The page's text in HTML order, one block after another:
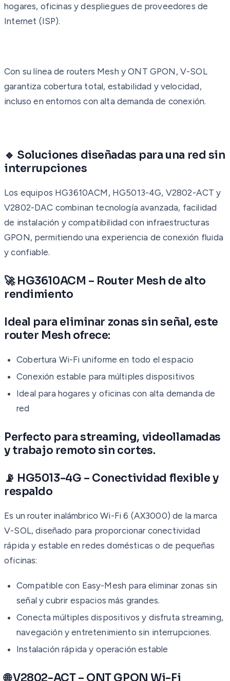
hogares, oficinas y despliegues de proveedores de
Internet (ISP).
Con su línea de routers Mesh y ONT GPON, V-SOL
garantiza cobertura total, estabilidad y velocidad,
incluso en entornos con alta demanda de conexión.
🔹 Soluciones diseñadas para una red sin
interrupciones
Los equipos HG3610ACM, HG5013-4G, V2802-ACT y
V2802-DAC combinan tecnología avanzada, facilidad
de instalación y compatibilidad con infraestructuras
GPON, permitiendo una experiencia de conexión fluida
y confiable.
🚀 HG3610ACM – Router Mesh de alto
rendimiento
Ideal para eliminar zonas sin señal, este
router Mesh ofrece:
Cobertura Wi-Fi uniforme en todo el espacio
Conexión estable para múltiples dispositivos
Ideal para hogares y oficinas con alta demanda de
red
Perfecto para streaming, videollamadas
y trabajo remoto sin cortes.
📡 HG5013-4G – Conectividad flexible y
respaldo
Es un router inalámbrico Wi-Fi 6 (AX3000) de la marca
V-SOL, diseñado para proporcionar conectividad
rápida y estable en redes domésticas o de pequeñas
oficinas:
Compatible con Easy-Mesh para eliminar zonas sin
señal y cubrir espacios más grandes.
Conecta múltiples dispositivos y disfruta streaming,
navegación y entretenimiento sin interrupciones.
Instalación rápida y operación estable
🌐 V2802-ACT – ONT GPON Wi-Fi